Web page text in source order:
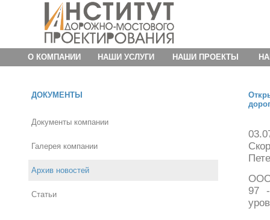
О КОМПАНИИ НАШИ УСЛУГИ НАШИ ПРОЕКТЫ
ДОКУМЕНТЫ
Документы компании
Галерея компании
Архив новостей
Статьи
ООО
97